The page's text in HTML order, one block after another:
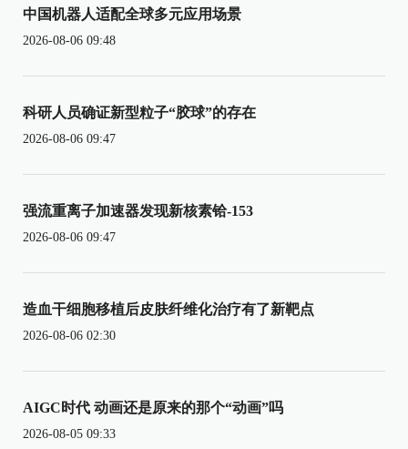
中国机器人适配全球多元应用场景
2026-08-06 09:48
科研人员确证新型粒子“胶球”的存在
2026-08-06 09:47
强流重离子加速器发现新核素铪-153
2026-08-06 09:47
造血干细胞移植后皮肤纤维化治疗有了新靶点
2026-08-06 02:30
AIGC时代 动画还是原来的那个“动画”吗
2026-08-05 09:33